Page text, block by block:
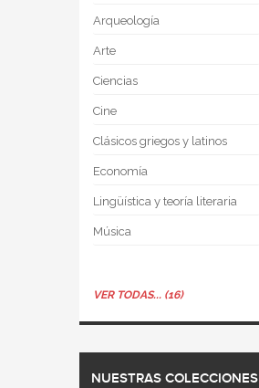
Arqueología
Arte
Ciencias
Cine
Clásicos griegos y latinos
Economía
Lingüística y teoría literaria
Música
VER TODAS... (16)
NUESTRAS COLECCIONES